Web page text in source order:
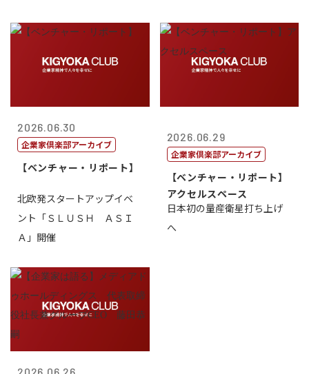
2026.06.30
企業家倶楽部アーカイブ
【ベンチャー・リポート】
北欧発スタートアップイベ
ント「ＳＬＵＳＨ ＡＳＩ
Ａ」開催
2026.06.29
企業家倶楽部アーカイブ
【ベンチャー・リポート】
アクセルスペース
日本初の量産衛星打ち上げ
へ